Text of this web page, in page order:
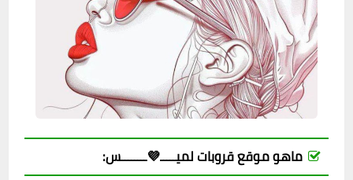
ماهو موقع قروبات لميـــــ💜ــــــــس: